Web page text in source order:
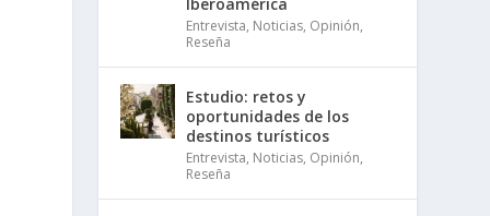
Entrevista, Noticias, Opinión,
Reseña
Estudio: retos y
oportunidades de los
destinos turísticos
Entrevista, Noticias, Opinión,
Reseña